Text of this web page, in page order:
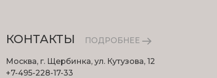
КОНТАКТЫ ПОДРОБНЕЕ
Москва, г. Щербинка, ул. Кутузова, 12
+7-495-228-17-33